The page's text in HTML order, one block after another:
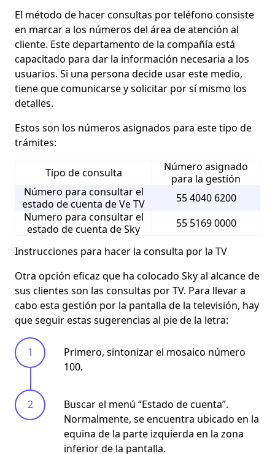
El método de hacer consultas por teléfono consiste
en marcar a los números del área de atención al
cliente. Este departamento de la compañía está
capacitado para dar la información necesaria a los
usuarios. Si una persona decide usar este medio,
tiene quecomunicarse y solicitar por sí mismo los
detalles.
Estos son los números asignados para este tipo de
trámites:
Tipo de consulta
Número asignado
para la gestión
Número para consultar el
estado de cuenta de Ve TV
55 4040 6200
Numero para consultar el
estado de cuenta de Sky
55 5169 0000
Instrucciones para hacer la consulta por la TV
Otra opción eficaz que ha colocado Sky al alcance de
sus clientes son las consultas por TV. Para llevar a
cabo esta gestión por la pantalla de la televisión, hay
que seguir estas sugerencias al pie de la letra:
Primero, sintonizar el mosaico número
100.
Buscar el menú “Estado de cuenta”.
Normalmente, se encuentra ubicado en la
equina de la parte izquierda en la zona
inferior de la pantalla.